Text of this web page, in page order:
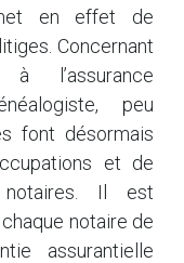
en effet de
Concernant
l’assurance
peu
font désormais
et de
Il est
chaque notaire de
assurantielle